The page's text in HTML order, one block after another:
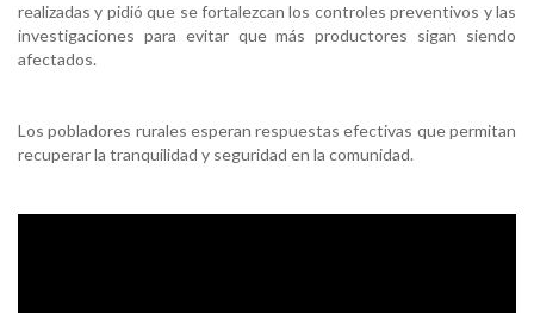
realizadas y pidió que se fortalezcan los controles preventivos y las
investigaciones para evitar que más productores sigan siendo
afectados.
Los pobladores rurales esperan respuestas efectivas que permitan
recuperar la tranquilidad y seguridad en la comunidad.